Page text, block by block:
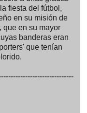
fiesta del fútbol,
en su misión de
que en su mayor
banderas eran
que tenían